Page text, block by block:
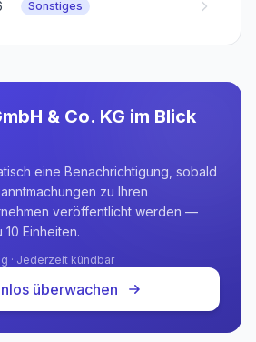
Sonstiges
& Co. KG im Blick
eine Benachrichtigung, sobald
zu Ihren
veröffentlicht werden —
Einheiten.
· Jederzeit kündbar
überwachen